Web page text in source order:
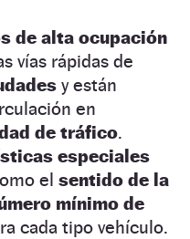
de alta ocupación
vías rápidas de
y están
en
de tráfico.
especiales
el sentido de la
mínimo de
cada tipo vehículo.